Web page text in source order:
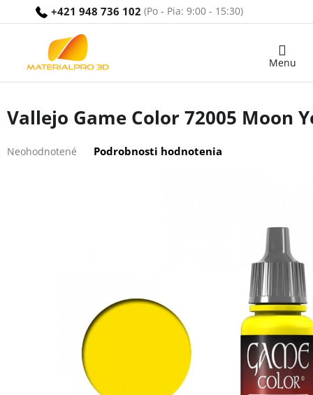
+421 948 736 102
Nákupný
Vallejo Game Color 72005 Moon
hodnotenie
Neohodnotené Podrobnosti hodnotenia